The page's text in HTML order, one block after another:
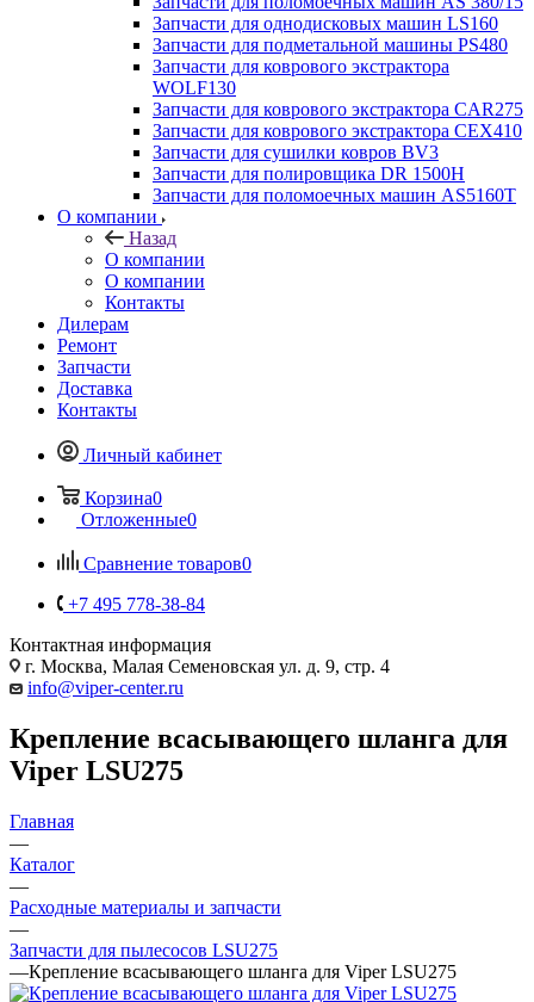
Запчасти для однодисковых машин LS160
Запчасти для подметальной машины PS480
Запчасти для коврового экстрактора
WOLF130
Запчасти для коврового экстрактора CAR275
Запчасти для коврового экстрактора CEX410
Запчасти для сушилки ковров BV3
Запчасти для полировщика DR 1500H
Запчасти для поломоечных машин AS5160T
О компании
Назад
О компании
О компании
Контакты
Дилерам
Ремонт
Запчасти
Доставка
Контакты
Личный кабинет
Корзина0
Отложенные0
Сравнение товаров0
+7 495 778-38-84
Контактная информация
г. Москва, Малая Семеновская ул. д. 9, стр. 4
info@viper-center.ru
Крепление всасывающего шланга для
Viper LSU275
Главная
—
Каталог
—
Расходные материалы и запчасти
—
Запчасти для пылесосов LSU275
—Крепление всасывающего шланга для Viper LSU275